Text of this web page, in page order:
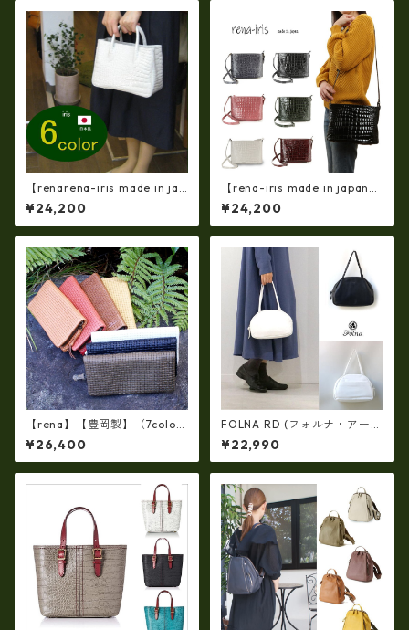
【renarena-iris made in jap
an】【日本製】（6・color)牛
革製品・エナメルクロコ・パ
ーティバッグ ir-663
¥24,200
【rena-iris made in japan】
牛革製品・エナメルクロコ・
ショルダーバッグ(日本製）ir-
4042
¥24,200
【rena】【豊岡製】（7colo
r）佐賀牛革（素上げメッシュ
タイプ）オイルレザーラウン
ドファスナー 長財布【FB-00
¥26,400
FOLNA RD (フォルナ・アール
ディー)ソフトレザー ボストン
バッグ (M-SIZE) FOLNA RDLI
NE fo-083258
¥22,990